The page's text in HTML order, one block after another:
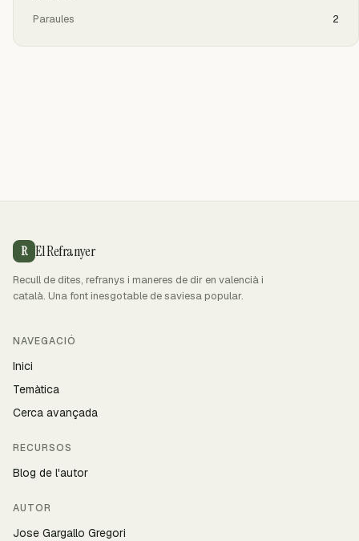
Paraules 2
R El Refranyer
Recull de dites, refranys i maneres de dir en valencià i
català. Una font inesgotable de saviesa popular.
NAVEGACIÓ
Inici
Temàtica
Cerca avançada
RECURSOS
Blog de l'autor
AUTOR
Jose Gargallo Gregori